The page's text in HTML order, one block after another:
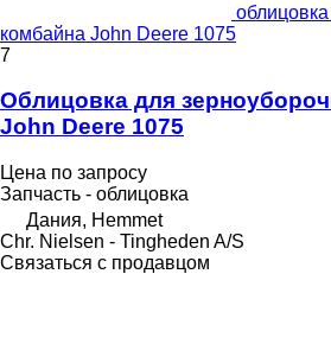
комбайна John Deere 1075
7
Облицовка для
John Deere 1075
Цена по запросу
Запчасть - облицовка
Дания, Hemmet
Chr. Nielsen - Tingheden A/S
Связаться с продавцом